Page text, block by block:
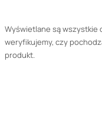
Wyświetlane są
weryfikujemy, czy
produkt.